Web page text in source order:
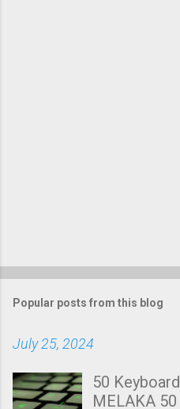
Popular posts from this blog
July 25, 2024
50
MELAKA